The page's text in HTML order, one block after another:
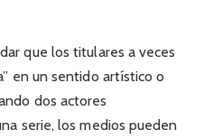
que los titulares a veces
en un sentido artístico o
dos actores
serie, los medios pueden